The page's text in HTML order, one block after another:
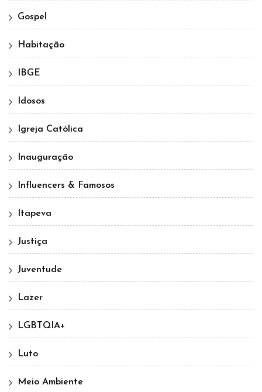
Gospel
Habitação
IBGE
Idosos
Igreja Católica
Inauguração
Influencers & Famosos
Itapeva
Justiça
Juventude
Lazer
LGBTQIA+
Luto
Meio Ambiente